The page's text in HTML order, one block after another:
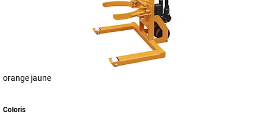
orange jaune
Coloris